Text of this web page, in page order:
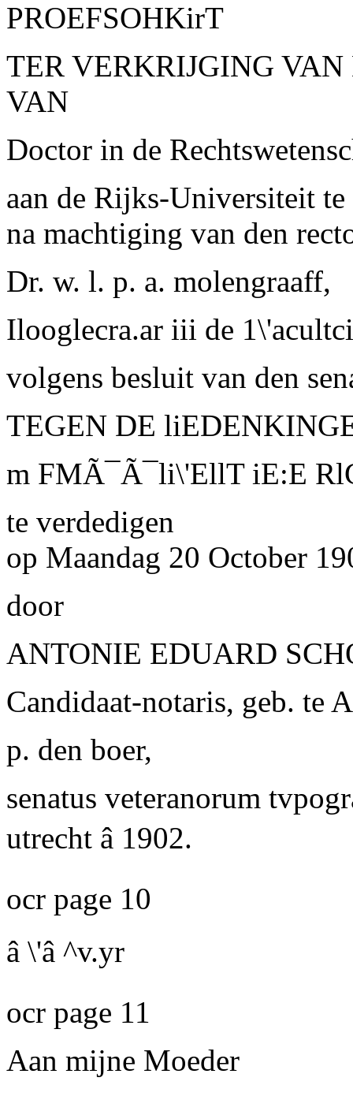
PROEFSOHKirT
TER VERKRIJGING
VAN
Doctor in de
aan de Rijks-Universiteit te
na machtiging van den
Dr. w. l. p. a. molengraaff,
Ilooglecra.ar iii de
volgens besluit van den
TEGEN DE
m FMÃ¯Ã¯li\'EllT iE:E
te verdedigen
op Maandag 20 October
door
ANTONIE EDUARD
Candidaat-notaris, geb. te
p. den boer,
senatus veteranorum
utrecht â 1902.
ocr page 10
â \'â ^v.yr
ocr page 11
Aan mijne Moeder